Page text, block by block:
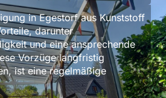
in Egestorf aus Kunststoff
darunter
und eine ansprechende
Vorzüge langfristig
ist eine regelmäßige